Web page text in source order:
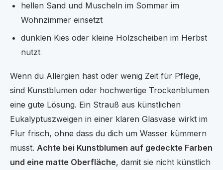
hellen Sand und Muscheln im Sommer im
Wohnzimmer einsetzt
dunklen Kies oder kleine Holzscheiben im Herbst
nutzt
Wenn du Allergien hast oder wenig Zeit für Pflege,
sind Kunstblumen oder hochwertige Trockenblumen
eine gute Lösung. Ein Strauß aus künstlichen
Eukalyptuszweigen in einer klaren Glasvase wirkt im
Flur frisch, ohne dass du dich um Wasser kümmern
musst. Achte bei Kunstblumen auf gedeckte Farben
und eine matte Oberfläche, damit sie nicht künstlich